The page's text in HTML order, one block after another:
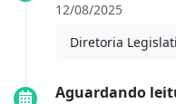
12/08/2025
Diretoria
Aguardando